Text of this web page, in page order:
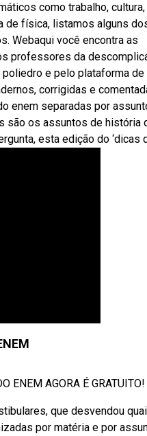
como trabalho, cultura,
de física, listamos alguns
Webaqui você encontra as
professores da
e pelo plataforma de
corrigidas e
enem separadas por
são os assuntos de história
esta edição do ‘dicas
ENEM AGORA É GRATUITO!
que desvendou
por matéria e por